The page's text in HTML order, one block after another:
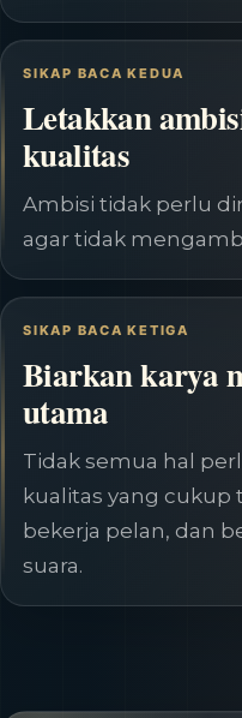
SIKAP BACA KEDUA
Letakkan
kualitas
Ambisi tidak perlu
agar tidak
SIKAP BACA KETIGA
Biarkan karya
utama
Tidak semua hal
kualitas yang cukup
bekerja pelan, dan
suara.